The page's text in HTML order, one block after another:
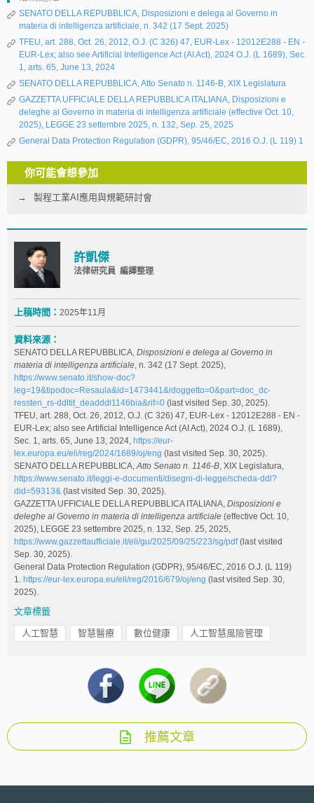
SENATO DELLA REPUBBLICA, Disposizioni e delega al Governo in
materia di intelligenza artificiale, n. 342 (17 Sept. 2025)
TFEU, art. 288, Oct. 26, 2012, O.J. (C 326) 47, EUR-Lex - 12012E288 - EN -
EUR-Lex; also see Artificial Intelligence Act (AI Act), 2024 O.J. (L 1689), Sec.
1, arts. 65, June 13, 2024
SENATO DELLA REPUBBLICA, Atto Senato n. 1146-B, XIX Legislatura
GAZZETTA UFFICIALE DELLA REPUBBLICA ITALIANA, Disposizioni e
deleghe al Governo in materia di intelligenza artificiale (effective Oct. 10,
2025), LEGGE 23 settembre 2025, n. 132, Sep. 25, 2025
General Data Protection Regulation (GDPR), 95/46/EC, 2016 O.J. (L 119) 1
你可能會想參加
製程工業AI應用與規範研討會
許凱傑
法律研究員 編譯整理
上稿時間： 2025年11月
資料來源：
SENATO DELLA REPUBBLICA, Disposizioni e delega al Governo in
materia di intelligenza artificiale , n. 342 (17 Sept. 2025),
https://www.senato.it/show-doc?
leg=19&tipodoc=Resaula&id=1473441&idoggetto=0&part=doc_dc-
ressten_rs-ddltit_deadddl1146bia&rif=0 (last visited Sep. 30, 2025).
TFEU, art. 288, Oct. 26, 2012, O.J. (C 326) 47, EUR-Lex - 12012E288 - EN -
EUR-Lex; also see Artificial Intelligence Act (AI Act), 2024 O.J. (L 1689),
Sec. 1, arts. 65, June 13, 2024, https://eur-
lex.europa.eu/eli/reg/2024/1689/oj/eng (last visited Sep. 30, 2025).
SENATO DELLA REPUBBLICA, Atto Senato n. 1146-B , XIX Legislatura,
https://www.senato.it/leggi-e-documenti/disegni-di-legge/scheda-ddl?
did=59313& (last visited Sep. 30, 2025).
GAZZETTA UFFICIALE DELLA REPUBBLICA ITALIANA, Disposizioni e
deleghe al Governo in materia di intelligenza artificiale (effective Oct. 10,
2025), LEGGE 23 settembre 2025, n. 132, Sep. 25, 2025,
https://www.gazzettaufficiale.it/eli/gu/2025/09/25/223/sg/pdf(last visited
Sep. 30, 2025).
General Data Protection Regulation (GDPR), 95/46/EC, 2016 O.J. (L 119)
1. https://eur-lex.europa.eu/eli/reg/2016/679/oj/eng (last visited Sep. 30,
2025).
文章標籤
人工智慧 智慧醫療 數位健康 人工智慧風險管理
推薦文章